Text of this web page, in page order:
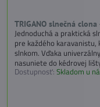
TRIGANO slnečná
Jednoduchá a praktická
pre každého
slnkom. Vďaka
nasuniete do kédrovej
Dostupnosť: Skladom u